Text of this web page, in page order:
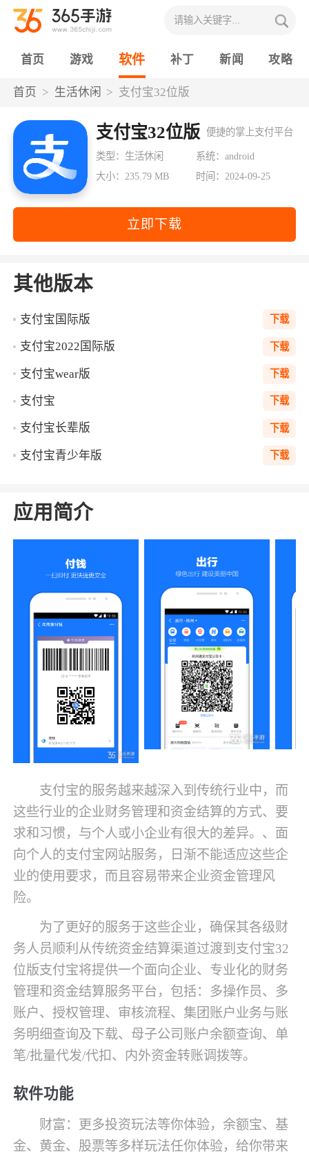
首页 游戏 软件 补丁 新闻 攻略
首页 生活休闲 支付宝32位版
支付宝32位版 便捷的掌上支付平台
类型：生活休闲
系统：android
大小：235.79 MB
时间：2024-09-25
立即下载
其他版本
支付宝国际版 下载
支付宝2022国际版 下载
支付宝wear版 下载
支付宝 下载
支付宝长辈版 下载
支付宝青少年版 下载
应用简介
支付宝的服务越来越深入到传统行业中，而
这些行业的企业财务管理和资金结算的方式、要
求和习惯，与个人或小企业有很大的差异。、面
向个人的支付宝网站服务，日渐不能适应这些企
业的使用要求，而且容易带来企业资金管理风
险。
为了更好的服务于这些企业，确保其各级财
务人员顺利从传统资金结算渠道过渡到支付宝32
位版支付宝将提供一个面向企业、专业化的财务
管理和资金结算服务平台，包括：多操作员、多
账户、授权管理、审核流程、集团账户业务与账
务明细查询及下载、母子公司账户余额查询、单
笔/批量代发/代扣、内外资金转账调拨等。
软件功能
财富：更多投资玩法等你体验，余额宝、基
金、黄金、股票等多样玩法任你体验，给你带来